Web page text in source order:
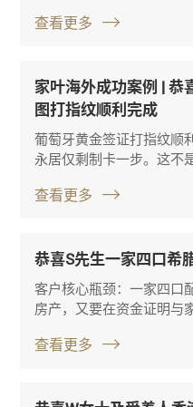
查看更多
家叶海外成功案例 | 恭
图打指纹顺利完成
葡萄牙黄金签证打指纹顺
永居仅剩制卡一步。这不是
查看更多
恭喜S先生一家四口希
客户核心瓶颈：一家四口
房产，又要在资金证明与
查看更多